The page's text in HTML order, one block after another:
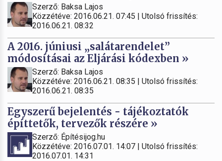
Szerző: Baksa Lajos
Közzétéve: 2016.06.21. 07:45 | Utolsó frissítés:
2016.06.21. 08:32
A 2016. júniusi „salátarendelet”
módosításai az Eljárási kódexben »
Szerző: Baksa Lajos
Közzétéve: 2016.06.21. 08:35 | Utolsó frissítés:
2016.06.21. 08:35
Egyszerű bejelentés - tájékoztatók
építtetők, tervezők részére »
Szerző: Építésijog.hu
Közzétéve: 2016.07.01. 14:07 | Utolsó frissítés:
2016.07.01. 14:31